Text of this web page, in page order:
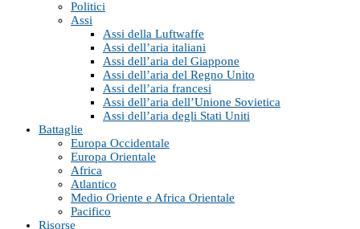
Politici
Assi
Assi della Luftwaffe
Assi dell’aria italiani
Assi dell’aria del Giappone
Assi dell’aria del Regno Unito
Assi dell’aria francesi
Assi dell’aria dell’Unione Sovietica
Assi dell’aria degli Stati Uniti
Battaglie
Europa Occidentale
Europa Orientale
Africa
Atlantico
Medio Oriente e Africa Orientale
Pacifico
Risorse